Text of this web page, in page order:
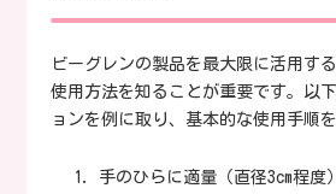
ビーグレンの製品を最大限に活用す
使用方法を知ることが重要です。以
ョンを例に取り、基本的な使用手順
手のひらに適量（直径3cm程度